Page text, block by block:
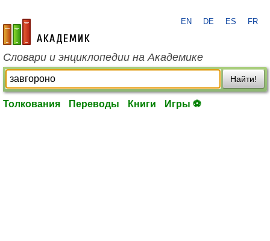
academic.ru
EN DE ES FR
Словари и энциклопедии на Академике
Найти!
Толкования Переводы Книги Игры ⚽